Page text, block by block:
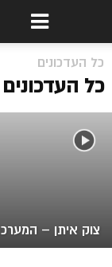
כל העדכונים
כל העדכונים
מה רוצה
צוק איתן –